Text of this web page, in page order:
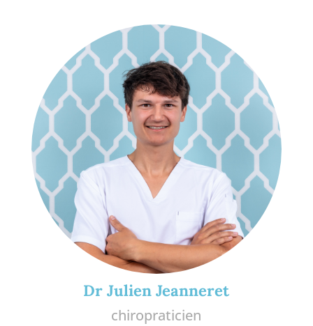
Dr Julien Jeanneret
chiropraticien